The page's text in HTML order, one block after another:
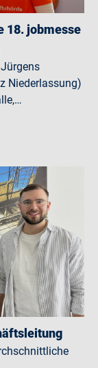
18. jobmesse
Niederlassung)